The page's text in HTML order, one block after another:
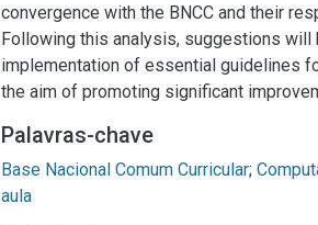
convergence with the BNCC and their
Following this analysis, suggestions will
implementation of essential guidelines
the aim of promoting significant
Palavras-chave
Base Nacional Comum Curricular;
aula